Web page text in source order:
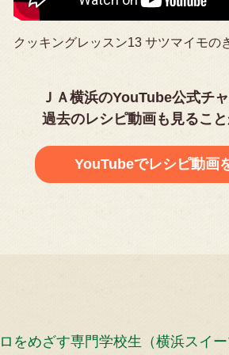
クッキングレッスン13 サツマイモの
ＪＡ横浜のYouTube公式チャ
過去のレシピ動画も見ること
YouTubeでレシピ動画
をめざす専門学校生（横浜スイ